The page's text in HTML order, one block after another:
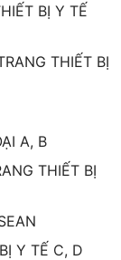
BỊ Y TẾ
THIẾT BỊ
A, B
THIẾT BỊ
Y TẾ C, D